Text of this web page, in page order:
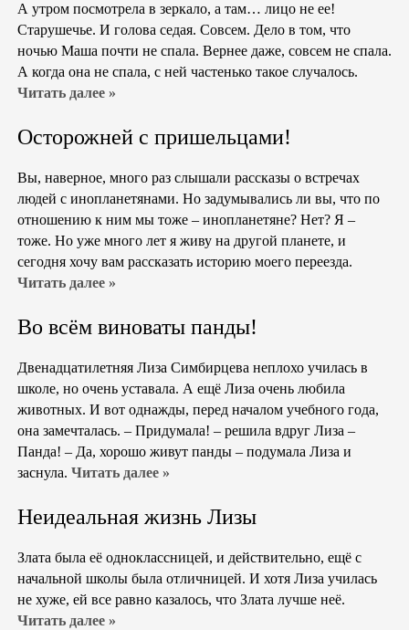
А утром посмотрела в зеркало, а там… лицо не ее!
Старушечье. И голова седая. Совсем. Дело в том, что
ночью Маша почти не спала. Вернее даже, совсем не спала.
А когда она не спала, с ней частенько такое случалось.
Читать далее »
Осторожней с пришельцами!
Вы, наверное, много раз слышали рассказы о встречах
людей с инопланетянами. Но задумывались ли вы, что по
отношению к ним мы тоже – инопланетяне? Нет? Я –
тоже. Но уже много лет я живу на другой планете, и
сегодня хочу вам рассказать историю моего переезда.
Читать далее »
Во всём виноваты панды!
Двенадцатилетняя Лиза Симбирцева неплохо училась в
школе, но очень уставала. А ещё Лиза очень любила
животных. И вот однажды, перед началом учебного года,
она замечталась. – Придумала! – решила вдруг Лиза –
Панда! – Да, хорошо живут панды – подумала Лиза и
заснула. Читать далее »
Неидеальная жизнь Лизы
Злата была её одноклассницей, и действительно, ещё с
начальной школы была отличницей. И хотя Лиза училась
не хуже, ей все равно казалось, что Злата лучше неё.
Читать далее »